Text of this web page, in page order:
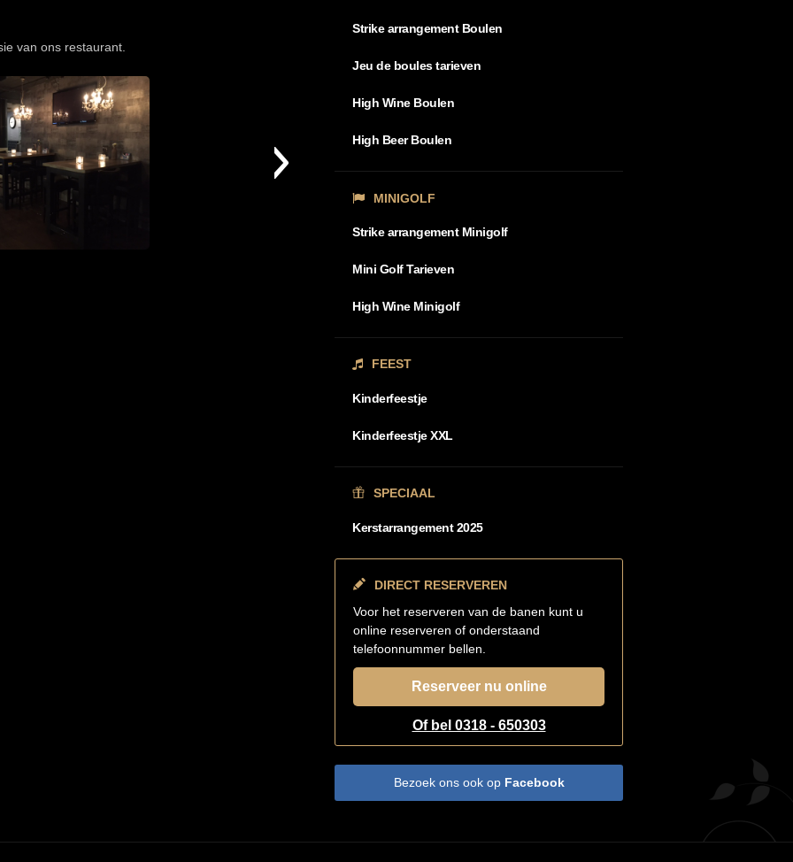
van ons restaurant.
Strike arrangement Boulen
Jeu de boules tarieven
High Wine Boulen
High Beer Boulen
MINIGOLF
Strike arrangement Minigolf
Mini Golf Tarieven
High Wine Minigolf
FEEST
Kinderfeestje
Kinderfeestje XXL
SPECIAAL
Kerstarrangement 2025
DIRECT RESERVEREN
Voor het reserveren van de banen kunt u
online reserveren of onderstaand
telefoonnummer bellen.
Reserveer nu online
Of bel 0318 - 650303
Bezoek ons ook op Facebook